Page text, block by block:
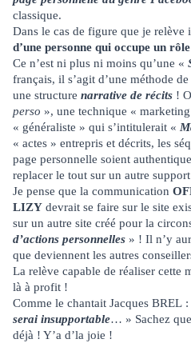
classique.
Dans le cas de figure que je relève
d’une personne qui occupe un
Ce n’est ni plus ni moins qu’une «
français, il s’agit d’une méthode
une structure narrative de récits !
perso », une technique «
« généraliste » qui s’intitulerait «
« actes » entrepris et décrits, les
page personnelle soient
replacer le tout sur un autre
Je pense que la communication
LIZY devrait se faire sur le site
sur un autre site créé pour la
d’actions personnelles » ! Il n’y
que deviennent les autres
La relève capable de réaliser cette
là à profit !
Comme le chantait Jacques BREL :
serai insupportable… » Sachez
déjà ! Y’a d’la joie !